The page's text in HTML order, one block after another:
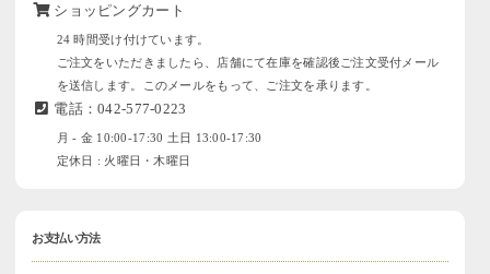
ショッピングカート
24 時間受け付けています。
ご注文をいただきましたら、店舗にて在庫を確認後ご注文受付メール
を送信します。このメールをもって、ご注文を承ります。
電話：042-577-0223
月 - 金 10:00-17:30 土日 13:00-17:30
定休日 : 火曜日・木曜日
お支払い方法